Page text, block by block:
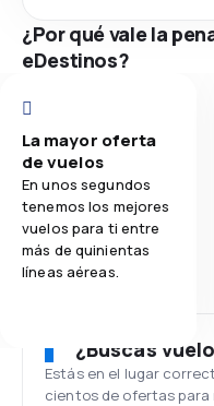
¿Por qué vale la
eDestinos?
La mayor oferta
de vuelos
En unos segundos
tenemos los mejores
vuelos para ti entre
más de quinientas
líneas aéreas.
¿Buscas
Estás en el lugar
cientos de ofertas